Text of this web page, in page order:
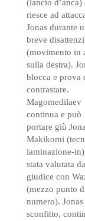
(lancio d’anca)
riesce ad
Jonas durante
breve
(movimento in
sulla destra).
blocca e prova
contrastare.
Magomedilaev
continua e può
portare giù
Makikomi
laminazione-in)
stata valutata
giudice con
(mezzo punto
numero). Jonas
sconfitto,